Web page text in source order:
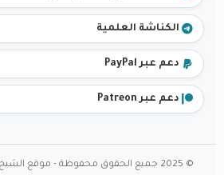
الكناشة العلمية
دعم عبر PayPal
دعم عبر Patreon
© 2025 جميع الحقوق محفوظة - موقع الشيخ محمد بن شمس الدين